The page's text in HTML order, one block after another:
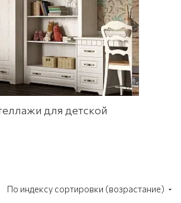
для детской
По индексу сортировки (возрастание)